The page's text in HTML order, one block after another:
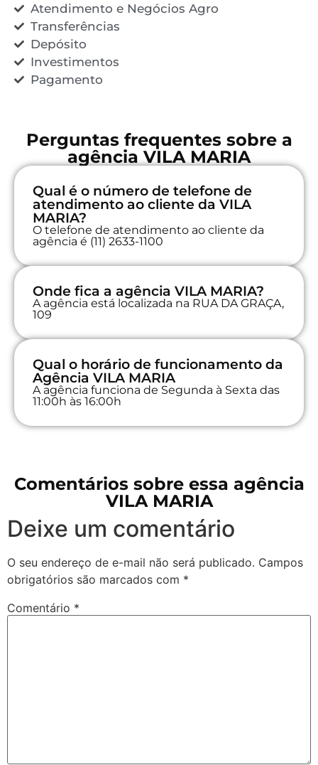
Atendimento e Negócios Agro
Transferências
Depósito
Investimentos
Pagamento
Perguntas frequentes sobre a
agência VILA MARIA
Qual é o número de telefone de
atendimento ao cliente da VILA
MARIA?
O telefone de atendimento ao cliente da
agência é (11) 2633-1100
Onde fica a agência VILA MARIA?
A agência está localizada na RUA DA GRAÇA,
109
Qual o horário de funcionamento da
Agência VILA MARIA
A agência funciona de Segunda à Sexta das
11:00h às 16:00h
Comentários sobre essa agência
VILA MARIA
Deixe um comentário
O seu endereço de e-mail não será publicado. Campos
obrigatórios são marcados com *
Comentário *